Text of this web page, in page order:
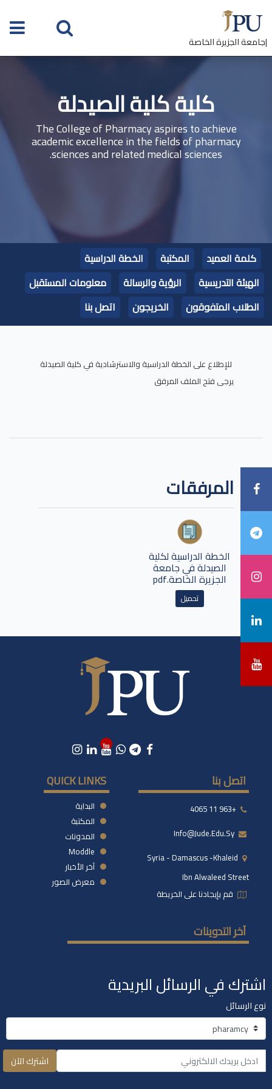
|جامعة الجزيرة الخاصة
كلية كلية الصيدلة
The College of Pharmacy aspires to achieve
academic excellence in the fields of pharmacy
sciences and related medical sciences.
كلمة العميد المكتبة
الخطة الدراسية
الهيئة التدريسية
الرؤية والرسالة
معلومات المستقبل
الطلاب المتفوقون
الخريجون اتصل بنا
للإطلاع على الخطة الدراسية والاسترشادية في كلية الصيدلة
يرجى فتح الملف المرفق
المرفقات
الخطة الدراسية لكلية
الصيدلة في جامعة
الجزيرة الخاصة.pdf
تحميل
اتصل بنا
+963 11 4065
Syria - Damascus -khaleid
Ibn Alwaleed Street
قم بإيجادنا على الخريطة
QUICK LINKS
البداية
المكتبة
المدونات
Moddle
آخر الأخبار
معرض الصور
آخر التدوينات
اشترك في الرسائل البريدية
نوع الرسائل
اشترك الآن